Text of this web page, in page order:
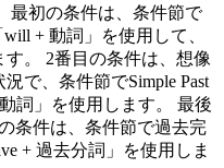
最初の条件は、条件節で
+ 動詞」を使用して、
。 2番目の条件は、想像
で、条件節でSimple Past
詞」を使用します。 最後
条件は、条件節で過去完
+ 過去分詞」を使用しま